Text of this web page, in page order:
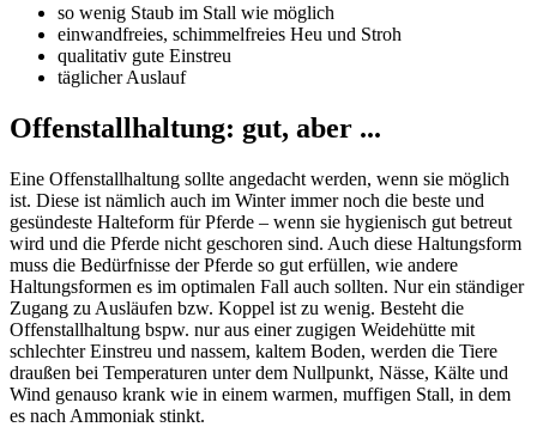
so wenig Staub im Stall wie möglich
einwandfreies, schimmelfreies Heu und Stroh
qualitativ gute Einstreu
täglicher Auslauf
Offenstallhaltung: gut, aber ...
Eine Offenstallhaltung sollte angedacht werden, wenn sie möglich
ist. Diese ist nämlich auch im Winter immer noch die beste und
gesündeste Halteform für Pferde – wenn sie hygienisch gut betreut
wird und die Pferde nicht geschoren sind. Auch diese Haltungsform
muss die Bedürfnisse der Pferde so gut erfüllen, wie andere
Haltungsformen es im optimalen Fall auch sollten. Nur ein ständiger
Zugang zu Ausläufen bzw. Koppel ist zu wenig. Besteht die
Offenstallhaltung bspw. nur aus einer zugigen Weidehütte mit
schlechter Einstreu und nassem, kaltem Boden, werden die Tiere
draußen bei Temperaturen unter dem Nullpunkt, Nässe, Kälte und
Wind genauso krank wie in einem warmen, muffigen Stall, in dem
es nach Ammoniak stinkt.